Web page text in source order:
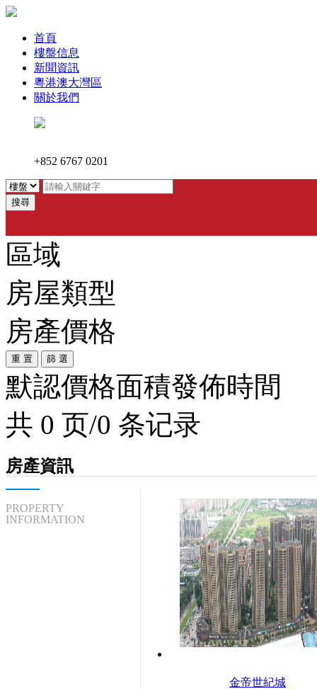
首頁
樓盤信息
新聞資訊
粵港澳大灣區
關於我們
+852 6767 0201
搜尋
區域
房屋類型
房產價格
重 置 篩 選
默認價格面積發佈時間
共 0 页/0 条记录
房產資訊
PROPERTY
INFORMATION
金帝世紀城